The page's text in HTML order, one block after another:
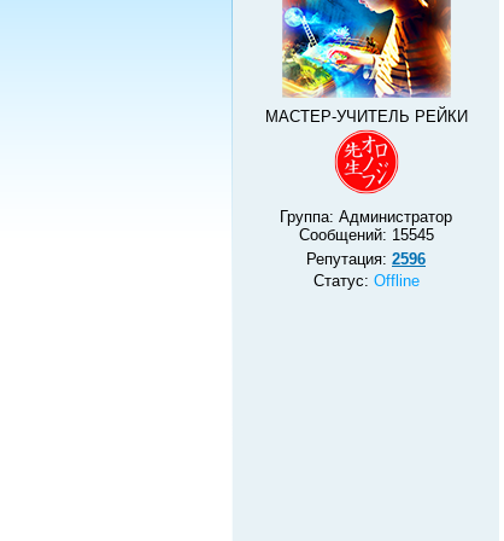
МАСТЕР-УЧИТЕЛЬ РЕЙКИ
Группа: Администратор
Сообщений: 15545
Репутация: 2596
Статус: Offline